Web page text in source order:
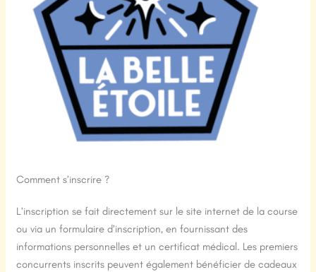
Comment s’inscrire ?
L’inscription se fait directement sur le site internet de la course
ou via un formulaire d’inscription, en fournissant des
informations personnelles et un certificat médical. Les premiers
concurrents inscrits peuvent également bénéficier de cadeaux